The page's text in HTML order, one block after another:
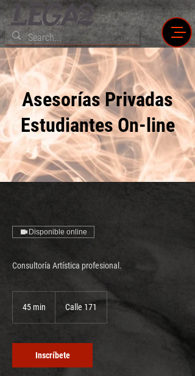
Asesorías Privadas
Estudiantes On-line
Disponible online
Consultoría Artística profesional.
45 min
m
i
Calle 171
Inscríbete